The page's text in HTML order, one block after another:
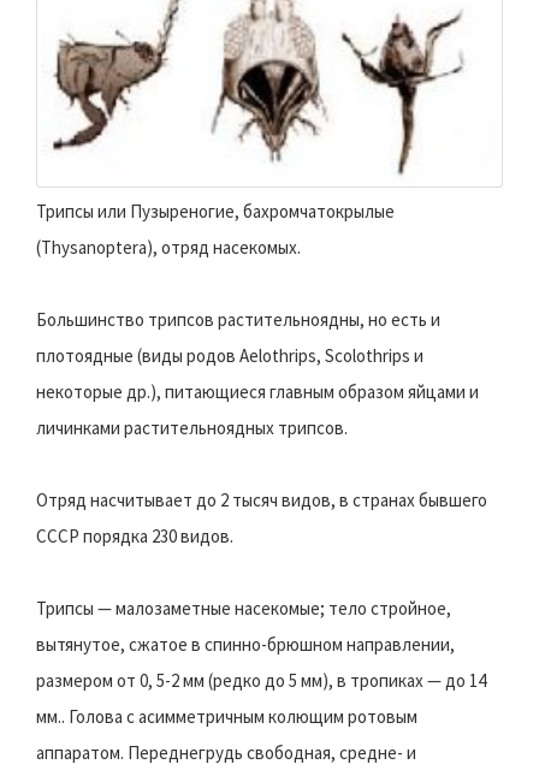
Трипсы или Пузыреногие, бахромчатокрылые
(Thysanoptera), отряд насекомых.
Большинство трипсов растительноядны, но есть и
плотоядные (виды родов Aelothrips, Scolothrips и
некоторые др.), питающиеся главным образом яйцами и
личинками растительноядных трипсов.
Отряд насчитывает до 2 тысяч видов, в странах бывшего
СССР порядка 230 видов.
Трипсы — малозаметные насекомые; тело стройное,
вытянутое, сжатое в спинно-брюшном направлении,
размером от 0, 5-2 мм (редко до 5 мм), в тропиках — до 14
мм.. Голова с асимметричным колющим ротовым
аппаратом. Переднегрудь свободная, средне- и